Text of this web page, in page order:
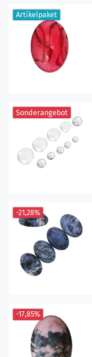
Artikelpaket
Sonderangebot
-21,28%
-17,85%